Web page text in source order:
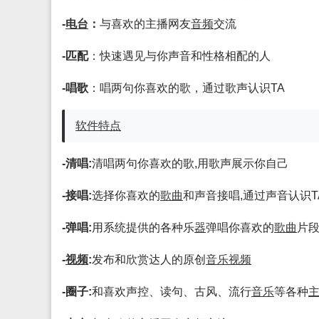
-电台 ： 与喜欢的主播网友音频交流
-匹配：快速遇见与你声音和性格相配的人
-唱歌 ：唱两句你喜欢的歌，通过歌声认识TA
软件特点
-清唱:清唱两句你喜欢的歌,用歌声展示你自己
-接唱:选择你喜欢的歌曲和声音接唱,通过声音认识
-弹唱:用系统提供的各种乐器弹唱你喜欢的歌曲 片段
-视频:发布和欣赏达人的原创 音乐视频
-圈子:和喜欢声控、读句、古风、流行音乐等各种